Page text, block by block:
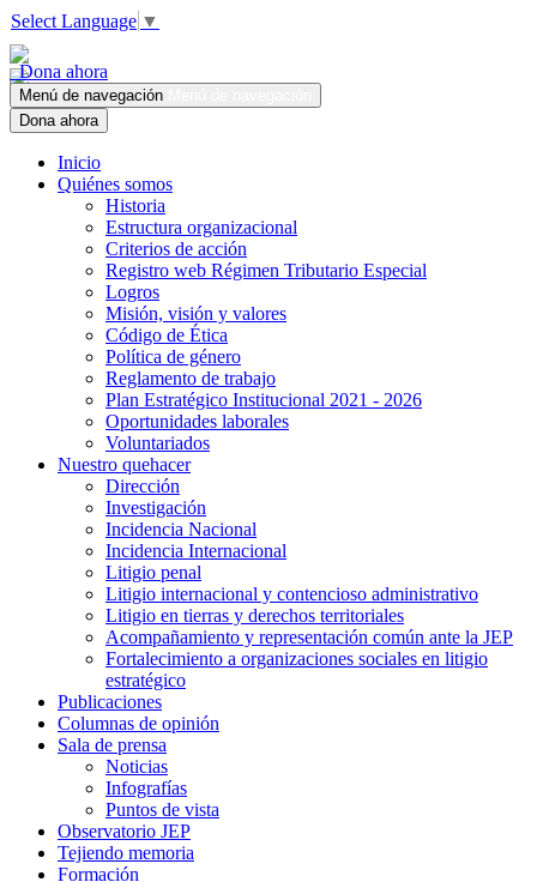
Select Language ▼
Dona ahora
Menú de navegación
Dona ahora
Inicio
Quiénes somos
Historia
Estructura organizacional
Criterios de acción
Registro web Régimen Tributario Especial
Logros
Misión, visión y valores
Código de Ética
Política de género
Reglamento de trabajo
Plan Estratégico Institucional 2021 - 2026
Oportunidades laborales
Voluntariados
Nuestro quehacer
Dirección
Investigación
Incidencia Nacional
Incidencia Internacional
Litigio penal
Litigio internacional y contencioso administrativo
Litigio en tierras y derechos territoriales
Acompañamiento y representación común ante la JEP
Fortalecimiento a organizaciones sociales en litigio
estratégico
Publicaciones
Columnas de opinión
Sala de prensa
Noticias
Infografías
Puntos de vista
Observatorio JEP
Tejiendo memoria
Formación